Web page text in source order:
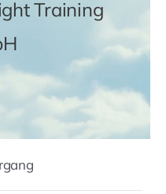
Training